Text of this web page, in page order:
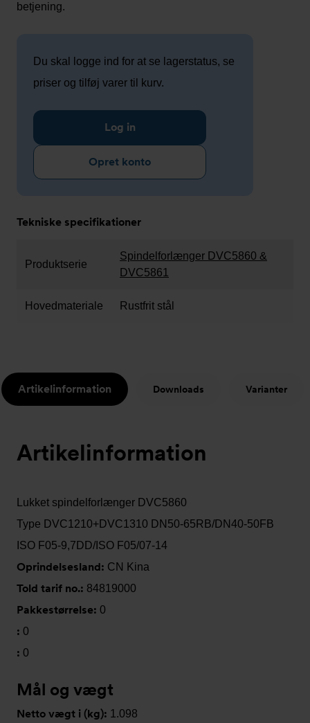
betjening.
Du skal logge ind for at se lagerstatus, se
priser og tilføj varer til kurv.
Log in
Opret konto
Tekniske specifikationer
Produktserie
Spindelforlænger DVC5860 &
DVC5861
Hovedmateriale Rustfrit stål
Artikelinformation Downloads Varianter
Artikelinformation
Lukket spindelforlænger DVC5860
Type DVC1210+DVC1310 DN50-65RB/DN40-50FB
ISO F05-9,7DD/ISO F05/07-14
Oprindelsesland: CN Kina
Told tarif no.: 84819000
Pakkestørrelse: 0
: 0
: 0
Mål og vægt
Netto vægt i (kg): 1.098